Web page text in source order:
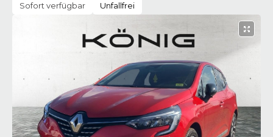
Sofort verfügbar Unfallfrei